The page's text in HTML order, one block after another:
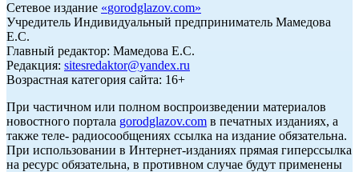
Сетевое издание «gorodglazov.com»
Учредитель Индивидуальный предприниматель Мамедова
Е.С.
Главный редактор: Мамедова Е.С.
Редакция: sitesredaktor@yandex.ru
Возрастная категория сайта: 16+
При частичном или полном воспроизведении материалов
новостного портала gorodglazov.com в печатных изданиях, а
также теле- радиосообщениях ссылка на издание обязательна.
При использовании в Интернет-изданиях прямая гиперссылка
на ресурс обязательна, в противном случае будут применены